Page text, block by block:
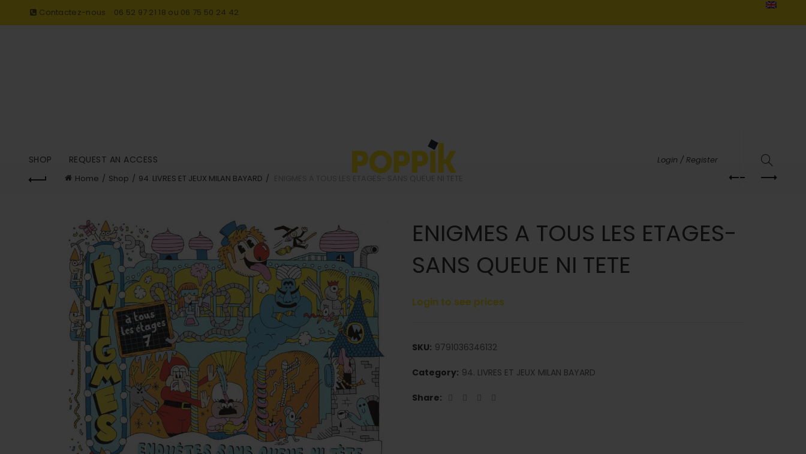
Contactez-nous 06 52 97 21 18 ou 06 75 50 24 42
SHOP REQUEST AN ACCESS
Login / Register
Home
Shop 94. LIVRES ET JEUX MILAN BAYARD
ENIGMES A TOUS LES ETAGES-
SANS QUEUE NI TETE
Login to see prices
SKU: 9791036346132
Category: 94. LIVRES ET JEUX MILAN BAYARD
Share